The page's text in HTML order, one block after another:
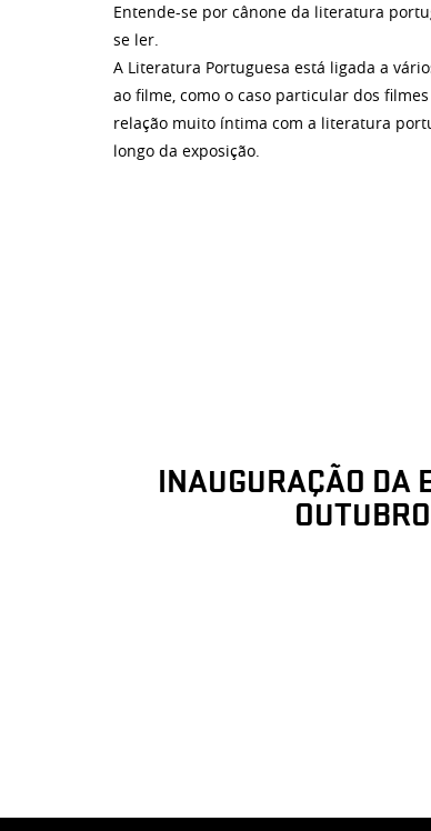
Entende-se por cânone da literatura
se ler.
A Literatura Portuguesa está ligada a
ao filme, como o caso particular dos
relação muito íntima com a literatura
longo da exposição.
INAUGURAÇÃO DA